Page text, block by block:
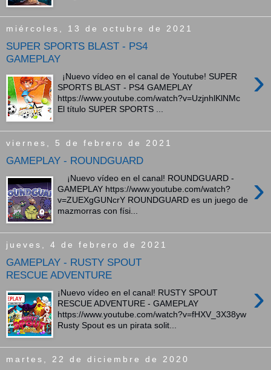
miércoles, 13 de octubre de 2021
SUPER SPORTS BLAST - PS4
GAMEPLAY
›
¡Nuevo vídeo en el canal de Youtube! SUPER
SPORTS BLAST - PS4 GAMEPLAY
https://www.youtube.com/watch?v=UzjnhlKlNMc
El título SUPER SPORTS ...
viernes, 5 de febrero de 2021
GAMEPLAY - ROUNDGUARD
›
¡Nuevo vídeo en el canal! ROUNDGUARD -
GAMEPLAY https://www.youtube.com/watch?
v=ZUEXgGUNcrY ROUNDGUARD es un juego de
mazmorras con físi...
jueves, 4 de febrero de 2021
GAMEPLAY - RUSTY SPOUT
RESCUE ADVENTURE
›
¡Nuevo vídeo en el canal! RUSTY SPOUT
RESCUE ADVENTURE - GAMEPLAY
https://www.youtube.com/watch?v=fHXV_3X38yw
Rusty Spout es un pirata solit...
martes, 22 de diciembre de 2020